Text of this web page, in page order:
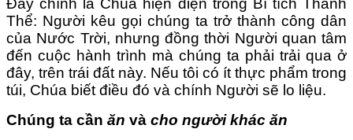
Đây chính là Chúa hiện diện trong Bí tích Thánh
Thể: Người kêu gọi chúng ta trở thành công dân
của Nước Trời, nhưng đồng thời Người quan tâm
đến cuộc hành trình mà chúng ta phải trải qua ở
đây, trên trái đất này. Nếu tôi có ít thực phẩm trong
túi, Chúa biết điều đó và chính Người sẽ lo liệu.
Chúng ta cần ăn và cho người khác ăn